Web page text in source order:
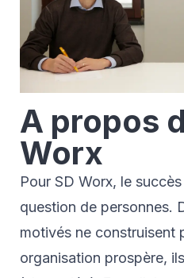
A propos
Worx
Pour SD Worx, le
question de personnes.
motivés ne construisent
organisation prospère,